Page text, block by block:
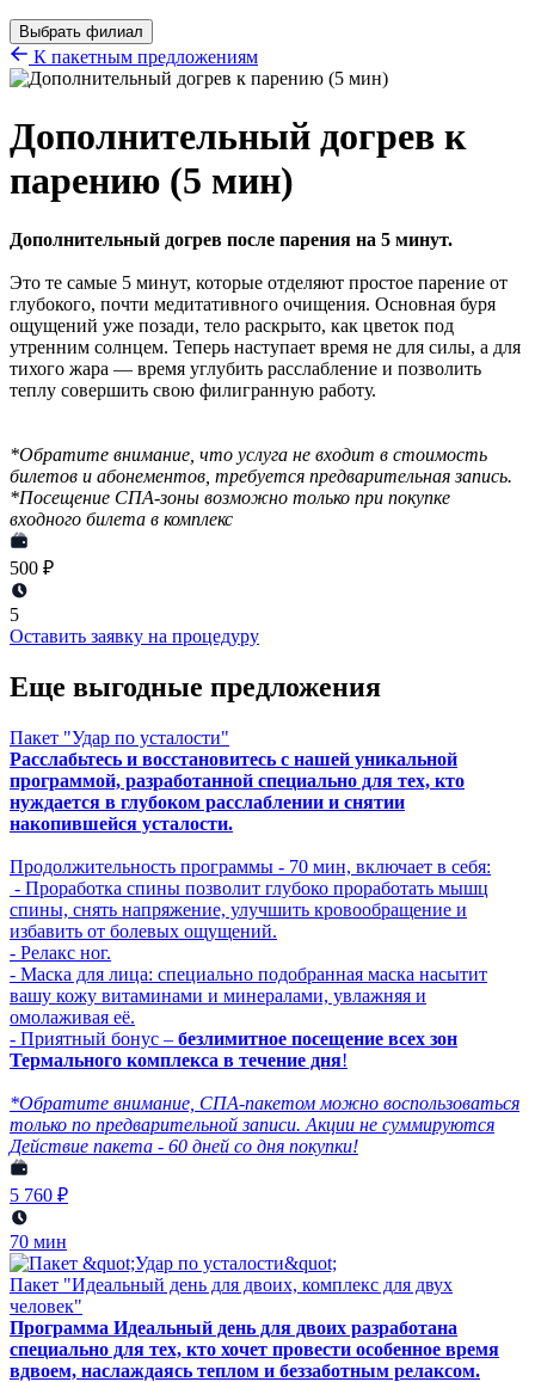
Выбрать филиал
К пакетным предложениям
Дополнительный догрев к
парению (5 мин)
Дополнительный догрев после парения на 5 минут.
Это те самые 5 минут, которые отделяют простое парение от
глубокого, почти медитативного очищения. Основная буря
ощущений уже позади, тело раскрыто, как цветок под
утренним солнцем. Теперь наступает время не для силы, а для
тихого жара — время углубить расслабление и позволить
теплу совершить свою филигранную работу.
*Обратите внимание, что услуга не входит в стоимость
билетов и абонементов, требуется предварительная запись.
*Посещение СПА-зоны возможно только при покупке
входного билета в комплекс
500 ₽
5
Оставить заявку на процедуру
Еще выгодные предложения
Пакет "Удар по усталости"
Расслабьтесь и восстановитесь с нашей уникальной
программой, разработанной специально для тех, кто
нуждается в глубоком расслаблении и снятии
накопившейся усталости.
Продолжительность программы - 70 мин, включает в себя:
- Проработка спины позволит глубоко проработать мышц
спины, снять напряжение, улучшить кровообращение и
избавить от болевых ощущений.
- Релакс ног.
- Маска для лица: специально подобранная маска насытит
вашу кожу витаминами и минералами, увлажняя и
омолаживая её.
- Приятный бонус – безлимитное посещение всех зон
Термального комплекса в течение дня!
*Обратите внимание, СПА-пакетом можно воспользоваться
только по предварительной записи. Акции не суммируются
Действие пакета - 60 дней со дня покупки!
5 760 ₽
70 мин
Пакет "Идеальный день для двоих, комплекс для двух
человек"
Программа Идеальный день для двоих разработана
специально для тех, кто хочет провести особенное время
вдвоем, наслаждаясь теплом и беззаботным релаксом.